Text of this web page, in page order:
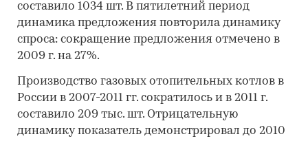
составило 1034 шт. В пятилетний период
динамика предложения повторила динамику
спроса: сокращение предложения отмечено в
2009 г. на 27%.
Производство газовых отопительных котлов в
России в 2007-2011 гг. сократилось и в 2011 г.
составило 209 тыс. шт. Отрицательную
динамику показатель демонстрировал до 2010